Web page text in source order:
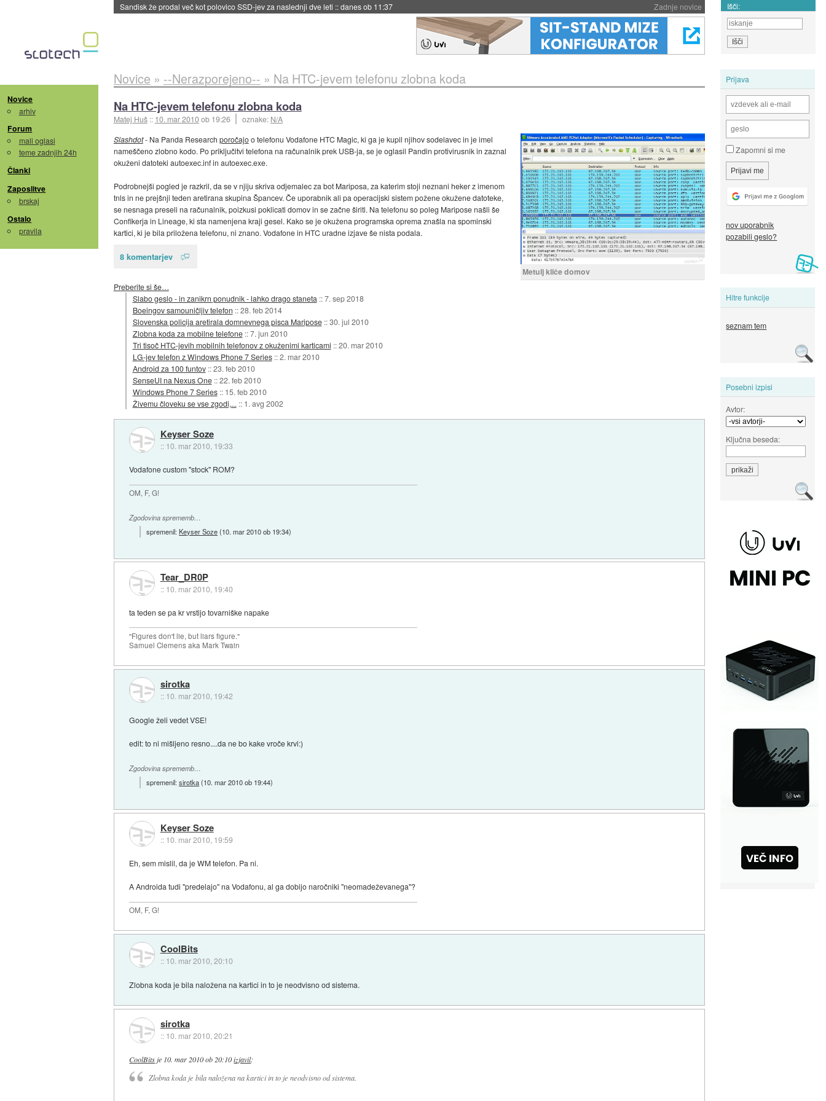
Zadnje novice
Sandisk že prodal več kot polovico SSD-jev za naslednji dve leti ::danes ob 11:37 Išči:
Novice
arhiv
Forum
mali oglasi
teme zadnjih 24h
Članki
Zaposlitve
brskaj
Ostalo
pravila
Prijava
Zapomni si me
nov uporabnik
pozabili geslo?
Hitre funkcije
seznam tem
Posebni izpisi
Avtor:
Ključna beseda:
Novice » --Nerazporejeno-- » Na HTC-jevem telefonu zlobna koda
Na HTC-jevem telefonu zlobna koda
Matej Huš :: 10. mar 2010ob 19:26 oznake: N/A
Metulj kliče domov
Slashdot- Na Panda Research poročajoo telefonu Vodafone HTC Magic, ki ga je kupil njihov sodelavec in je imel
nameščeno zlobno kodo. Po priključitvi telefona na računalnik prek USB-ja, se je oglasil Pandin protivirusnik in zaznal
okuženi datoteki autoexec.inf in autoexec.exe.
Podrobnejši pogled je razkril, da se v njiju skriva odjemalec za bot Mariposa, za katerim stoji neznani heker z imenom
tnls in ne prejšnji teden aretirana skupina Špancev. Če uporabnik ali pa operacijski sistem požene okužene datoteke,
se nesnaga preseli na računalnik, poizkusi poklicati domov in se začne širiti. Na telefonu so poleg Maripose našli še
Confikerja in Lineage, ki sta namenjena kraji gesel. Kako se je okužena programska oprema znašla na spominski
kartici, ki je bila priložena telefonu, ni znano. Vodafone in HTC uradne izjave še nista podala.
8 komentarjev
Preberite si še…
Slabo geslo - in zanikrn ponudnik - lahko drago staneta ::7. sep 2018
Boeingov samouničljiv telefon ::28. feb 2014
Slovenska policija aretirala domnevnega pisca Maripose ::30. jul 2010
Zlobna koda za mobilne telefone ::7. jun 2010
Tri tisoč HTC-jevih mobilnih telefonov z okuženimi karticami ::20. mar 2010
LG-jev telefon z Windows Phone 7 Series ::2. mar 2010
Android za 100 funtov ::23. feb 2010
SenseUI na Nexus One ::22. feb 2010
Windows Phone 7 Series :: 15. feb 2010
Živemu človeku se vse zgodi,... :: 1. avg 2002
Keyser Soze
:: 10. mar 2010, 19:33
Vodafone custom "stock" ROM?
OM, F, G!
Zgodovina sprememb…
spremenil:Keyser Soze(10. mar 2010 ob 19:34)
Tear_DR0P
:: 10. mar 2010, 19:40
ta teden se pa kr vrstijo tovarniške napake
"Figures don't lie, but liars figure."
Samuel Clemens aka Mark Twain
sirotka
:: 10. mar 2010, 19:42
Google želi vedet VSE!
edit: to ni mišljeno resno....da ne bo kake vroče krvi:)
Zgodovina sprememb…
spremenil:sirotka(10. mar 2010 ob 19:44)
Keyser Soze
:: 10. mar 2010, 19:59
Eh, sem mislil, da je WM telefon. Pa ni.
A Androida tudi "predelajo" na Vodafonu, al ga dobijo naročniki "neomadeževanega"?
OM, F, G!
CoolBits
:: 10. mar 2010, 20:10
Zlobna koda je bila naložena na kartici in to je neodvisno od sistema.
sirotka
:: 10. mar 2010, 20:21
CoolBits je 10. mar 2010 ob 20:10 izjavil:
Zlobna koda je bila naložena na kartici in to je neodvisno od sistema.